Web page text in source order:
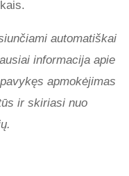
automatiškai
informacija apie
apmokėjimas
ir skiriasi nuo